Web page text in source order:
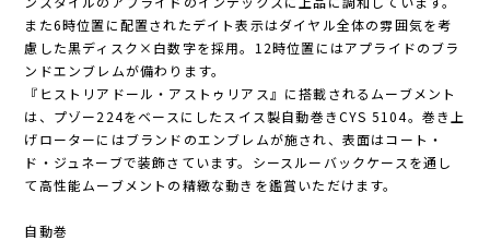
また6時位置に配置されたデイト表示はダイヤル全体の雰囲気を考
慮した黒ディスク×白数字を採用。12時位置にはアプライドのブラ
ンドエンブレムが備わります。
『ヒストリアドール・アストゥリアス』に搭載されるムーブメント
は、プゾー224をベースにしたスイス製自動巻きCYS 5104。巻き上
げローターにはブランドのエンブレムが施され、表面はコート・
ド・ジュネーブで装飾さています。シースルーバックケースを通し
て高性能ムーブメントの精緻な動きを鑑賞いただけます。
自動巻